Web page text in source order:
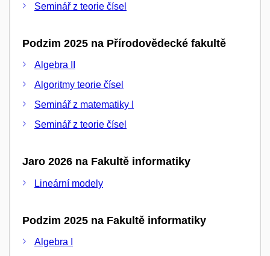
Seminář z teorie čísel
Podzim 2025 na Přírodovědecké fakultě
Algebra II
Algoritmy teorie čísel
Seminář z matematiky I
Seminář z teorie čísel
Jaro 2026 na Fakultě informatiky
Lineární modely
Podzim 2025 na Fakultě informatiky
Algebra I